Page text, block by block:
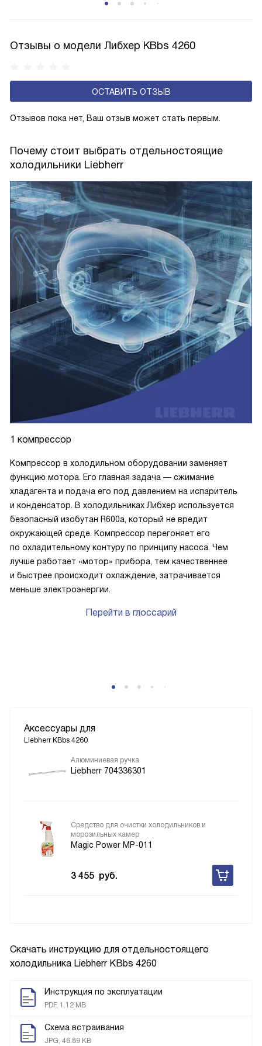
Скачать инструкцию для отдельностоящего
холодильника Liebherr KBbs 4260
Инструкция по эксплуатации
PDF, 1.12 MB
Схема встраивания
JPG, 46.89 KB
с панелью, выполняющей функцию «сухой стенки». Такие
эксплуатацию и чаще всего оснащены нулевой зоной
свежести BioFresh 0°C. Они встречаются в сериях Plus,
Отзывы о модели Либхер KBbs 4260
ОСТАВИТЬ ОТЗЫВ
Отзывов пока нет, Ваш отзыв может стать первым.
Почему стоит выбрать отдельностоящие
холодильники Liebherr
1 компрессор
Компрессор в холодильном оборудовании заменяет
функцию мотора. Его главная задача — сжимание
хладагента и подача его под давлением на испаритель
и конденсатор. В холодильниках Либхер используется
безопасный изобутан R600a, который не вредит
окружающей среде. Компрессор перегоняет его
по охладительному контуру по принципу насоса. Чем
лучше работает «мотор» прибора, тем качественнее
и быстрее происходит охлаждение, затрачивается
меньше электроэнергии.
Перейти в глоссарий
Аксессуары для
Liebherr KBbs 4260
Алюминиевая ручка
Liebherr 704336301
Средство для очистки холодильников и
морозильных камер
Magic Power MP-011
3 455 руб.